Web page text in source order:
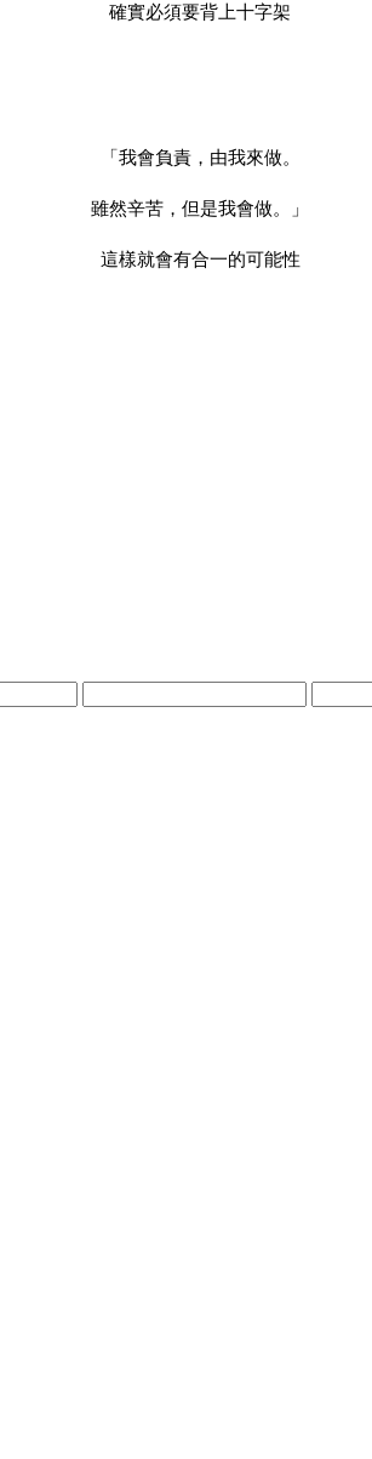
確實必須要背上十字架
「我會負責，由我來做。
雖然辛苦，但是我會做。」
這樣就會有合一的可能性